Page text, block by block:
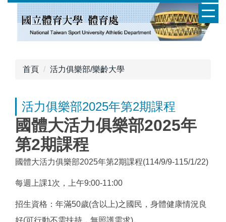
首頁 活力俱樂部/樂齡大學
活力俱樂部2025年第2期課程
國體大活力俱樂部2025年
第2期課程
國體大活力俱樂部2025年第2期課程(114/9/9-115/1/22)
每週上課1次，上午9:00-11:00
招生資格：年滿50歲(含以上)之國民，身體健康情況良
好(可行動不需扶持，無照護需求)。